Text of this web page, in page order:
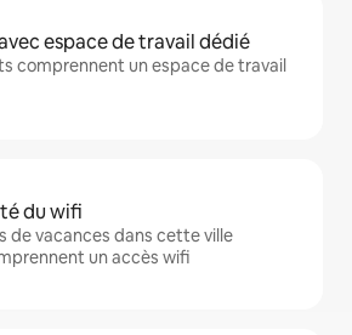
espace de travail dédié
comprennent un espace de travail
du wifi
de vacances dans cette ville
un accès wifi